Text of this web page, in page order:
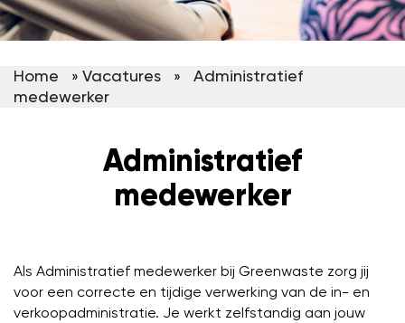
Home » Vacatures »
Administratief
medewerker
Administratief
medewerker
Als Administratief medewerker bij Greenwaste zorg jij
voor een correcte en tijdige verwerking van de in- en
verkoopadministratie. Je werkt zelfstandig aan jouw